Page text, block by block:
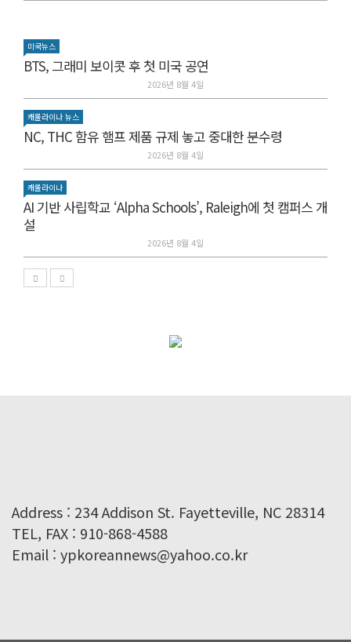
미국뉴스
BTS, 그래미 보이콧 후 첫 미국 공연
2026년 8월 4일
캐롤라이나 뉴스
NC, THC 함유 햄프 제품 규제 놓고 중대한 분수령
2026년 8월 4일
캐롤라이나
AI 기반 사립학교 ‘Alpha Schools’, Raleigh에 첫 캠퍼스 개
설
2026년 8월 4일
Address : 234 Addison St. Fayetteville, NC 28314
TEL, FAX : 910-868-4588
Email : ypkoreannews@yahoo.co.kr